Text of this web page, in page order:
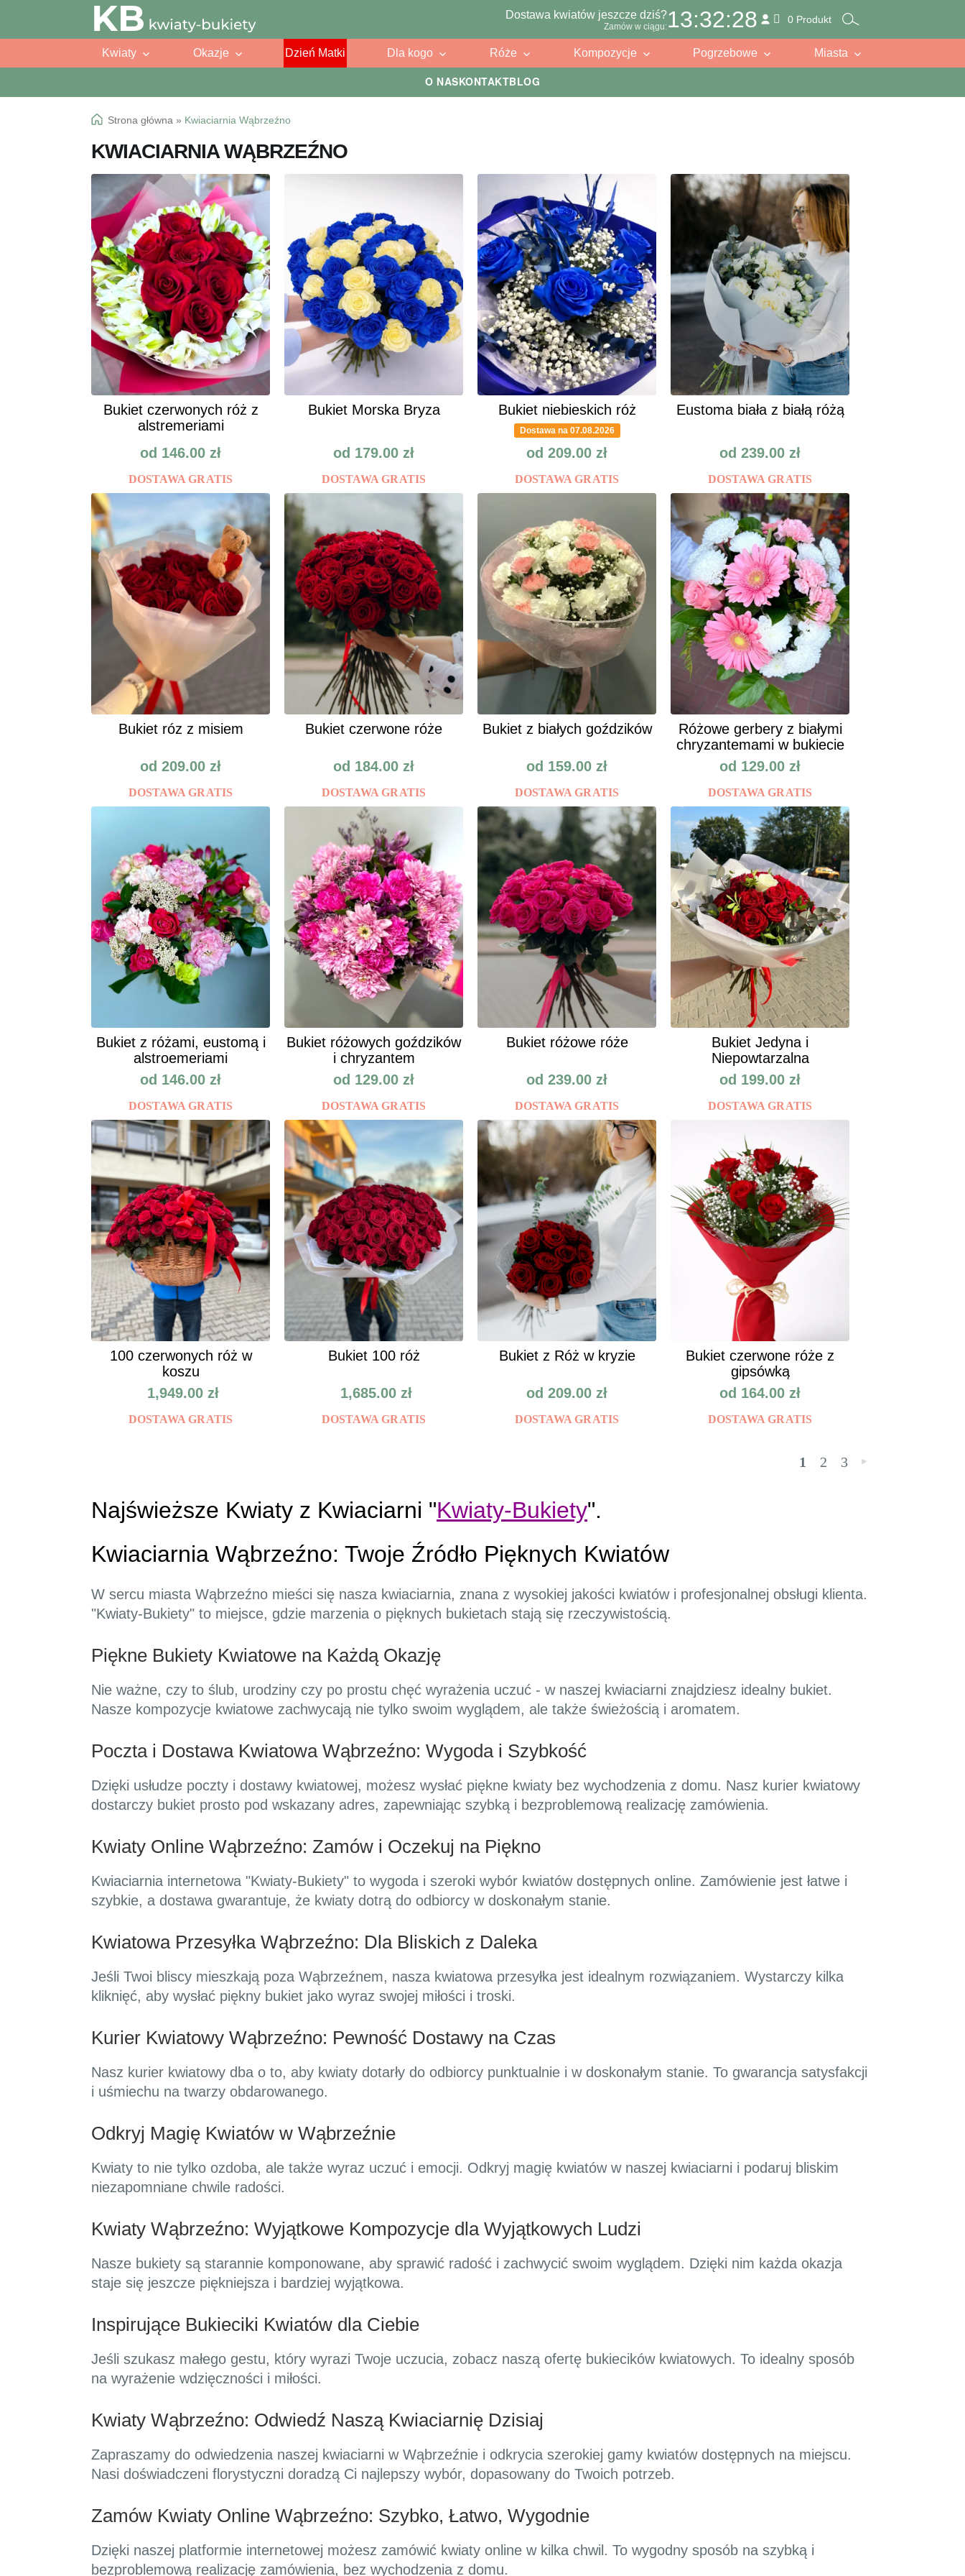
O NASKONTAKTBLOG
Przejdź
do
Przejdź
do
Dostawa kwiatów jeszcze dziś?
Zamów w ciągu:13:32:26 0 Produkt
Kwiaty Okazje Dzień Matki Dla kogo Róże Kompozycje Pogrzebowe Miasta
Strona główna » Kwiaciarnia Wąbrzeźno
KWIACIARNIA WĄBRZEŹNO
Bukiet czerwonych róż z
alstremeriami
od 146.00 zł
DOSTAWA GRATIS
Bukiet Morska Bryza
od 179.00 zł
DOSTAWA GRATIS
Bukiet niebieskich róż
Dostawa na 07.08.2026
od 209.00 zł
DOSTAWA GRATIS
Eustoma biała z białą różą
od 239.00 zł
DOSTAWA GRATIS
Bukiet róz z misiem
od 209.00 zł
DOSTAWA GRATIS
Bukiet czerwone róże
od 184.00 zł
DOSTAWA GRATIS
Bukiet z białych goździków
od 159.00 zł
DOSTAWA GRATIS
Różowe gerbery z białymi
chryzantemami w bukiecie
od 129.00 zł
DOSTAWA GRATIS
Bukiet z różami, eustomą i
alstroemeriami
od 146.00 zł
DOSTAWA GRATIS
Bukiet różowych goździków
i chryzantem
od 129.00 zł
DOSTAWA GRATIS
Bukiet różowe róże
od 239.00 zł
DOSTAWA GRATIS
Bukiet Jedyna i
Niepowtarzalna
od 199.00 zł
DOSTAWA GRATIS
100 czerwonych róż w
koszu
1,949.00 zł
DOSTAWA GRATIS
Bukiet 100 róż
1,685.00 zł
DOSTAWA GRATIS
Bukiet z Róż w kryzie
od 209.00 zł
DOSTAWA GRATIS
Bukiet czerwone róże z
gipsówką
od 164.00 zł
DOSTAWA GRATIS
1 2 3 »
Najświeższe Kwiaty z Kwiaciarni "Kwiaty-Bukiety".
Kwiaciarnia Wąbrzeźno: Twoje Źródło Pięknych Kwiatów
W sercu miasta Wąbrzeźno mieści się nasza kwiaciarnia, znana z wysokiej jakości kwiatów i profesjonalnej obsługi klienta.
"Kwiaty-Bukiety" to miejsce, gdzie marzenia o pięknych bukietach stają się rzeczywistością.
Piękne Bukiety Kwiatowe na Każdą Okazję
Nie ważne, czy to ślub, urodziny czy po prostu chęć wyrażenia uczuć - w naszej kwiaciarni znajdziesz idealny bukiet.
Nasze kompozycje kwiatowe zachwycają nie tylko swoim wyglądem, ale także świeżością i aromatem.
Poczta i Dostawa Kwiatowa Wąbrzeźno: Wygoda i Szybkość
Dzięki usłudze poczty i dostawy kwiatowej, możesz wysłać piękne kwiaty bez wychodzenia z domu. Nasz kurier kwiatowy
dostarczy bukiet prosto pod wskazany adres, zapewniając szybką i bezproblemową realizację zamówienia.
Kwiaty Online Wąbrzeźno: Zamów i Oczekuj na Piękno
Kwiaciarnia internetowa "Kwiaty-Bukiety" to wygoda i szeroki wybór kwiatów dostępnych online. Zamówienie jest łatwe i
szybkie, a dostawa gwarantuje, że kwiaty dotrą do odbiorcy w doskonałym stanie.
Kwiatowa Przesyłka Wąbrzeźno: Dla Bliskich z Daleka
Jeśli Twoi bliscy mieszkają poza Wąbrzeźnem, nasza kwiatowa przesyłka jest idealnym rozwiązaniem. Wystarczy kilka
kliknięć, aby wysłać piękny bukiet jako wyraz swojej miłości i troski.
Kurier Kwiatowy Wąbrzeźno: Pewność Dostawy na Czas
Nasz kurier kwiatowy dba o to, aby kwiaty dotarły do odbiorcy punktualnie i w doskonałym stanie. To gwarancja satysfakcji
i uśmiechu na twarzy obdarowanego.
Odkryj Magię Kwiatów w Wąbrzeźnie
Kwiaty to nie tylko ozdoba, ale także wyraz uczuć i emocji. Odkryj magię kwiatów w naszej kwiaciarni i podaruj bliskim
niezapomniane chwile radości.
Kwiaty Wąbrzeźno: Wyjątkowe Kompozycje dla Wyjątkowych Ludzi
Nasze bukiety są starannie komponowane, aby sprawić radość i zachwycić swoim wyglądem. Dzięki nim każda okazja
staje się jeszcze piękniejsza i bardziej wyjątkowa.
Inspirujące Bukieciki Kwiatów dla Ciebie
Jeśli szukasz małego gestu, który wyrazi Twoje uczucia, zobacz naszą ofertę bukiecików kwiatowych. To idealny sposób
na wyrażenie wdzięczności i miłości.
Kwiaty Wąbrzeźno: Odwiedź Naszą Kwiaciarnię Dzisiaj
Zapraszamy do odwiedzenia naszej kwiaciarni w Wąbrzeźnie i odkrycia szerokiej gamy kwiatów dostępnych na miejscu.
Nasi doświadczeni florystyczni doradzą Ci najlepszy wybór, dopasowany do Twoich potrzeb.
Zamów Kwiaty Online Wąbrzeźno: Szybko, Łatwo, Wygodnie
Dzięki naszej platformie internetowej możesz zamówić kwiaty online w kilka chwil. To wygodny sposób na szybką i
bezproblemową realizację zamówienia, bez wychodzenia z domu.